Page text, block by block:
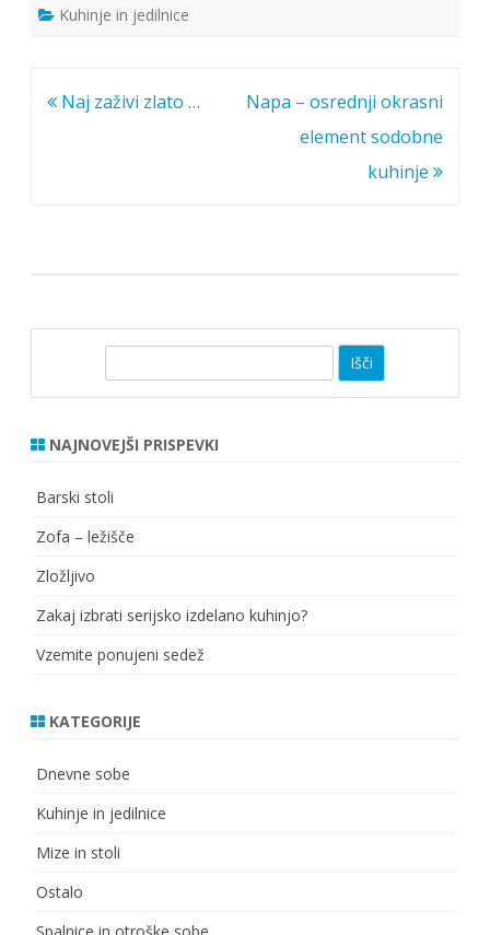
Kuhinje in jedilnice
Navigacija
Naj zaživi zlato …
Napa – osrednji okrasni
element sodobne
kuhinje
i
NAJNOVEJŠI PRISPEVKI
Barski stoli
Zofa – ležišče
Zložljivo
Zakaj izbrati serijsko izdelano kuhinjo?
Vzemite ponujeni sedež
KATEGORIJE
Dnevne sobe
Kuhinje in jedilnice
Mize in stoli
Ostalo